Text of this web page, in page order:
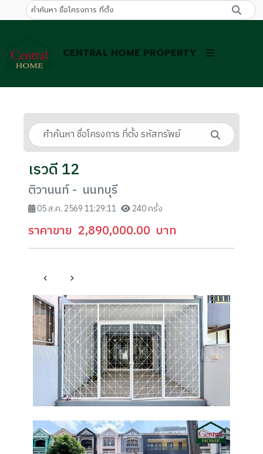
CENTRAL HOME PROPERTY
เรวดี 12
ติวานนท์ - นนทบุรี
05 ส.ค. 2569 11:29:11 240 ครั้ง
ราคาขาย 2,890,000.00 บาท